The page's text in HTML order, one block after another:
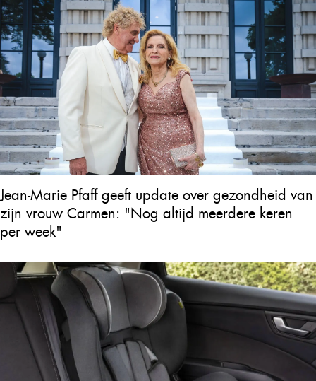
Jean-Marie Pfaff geeft update over gezondheid van
zijn vrouw Carmen: "Nog altijd meerdere keren
per week"